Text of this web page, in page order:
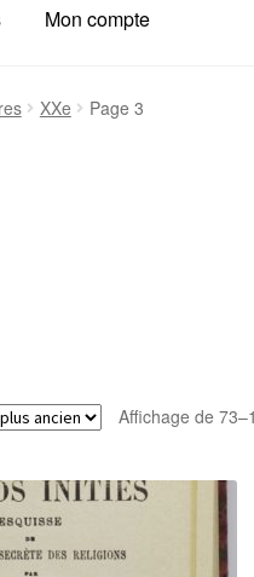
Mon compte
XXe Page 3
Affichage de